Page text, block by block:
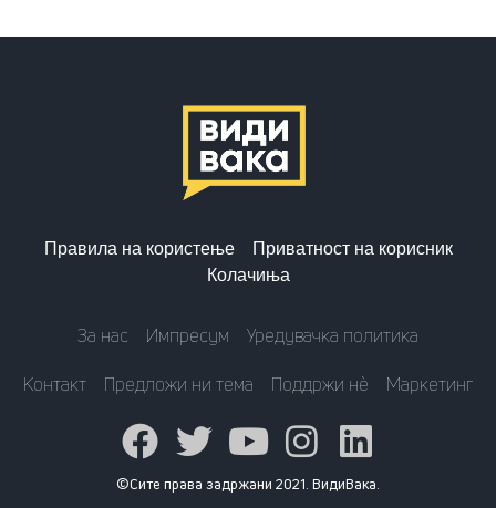
Правила на користење
Приватност на корисник
Колачиња
За нас Импресум
Уредувачка политика
Контакт
Предложи ни тема Поддржи нè Маркетинг
©Сите права задржани 2021. ВидиВака.